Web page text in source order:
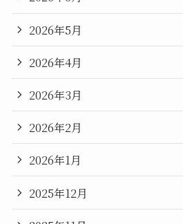
2026年5月
2026年4月
2026年3月
2026年2月
2026年1月
2025年12月